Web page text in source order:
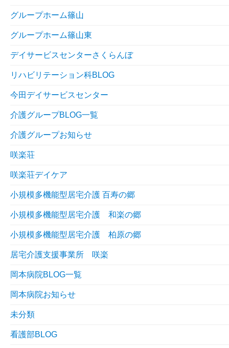
グループホーム篠山
グループホーム篠山東
デイサービスセンターさくらんぼ
リハビリテーション科BLOG
今田デイサービスセンター
介護グループBLOG一覧
介護グループお知らせ
咲楽荘
咲楽荘デイケア
小規模多機能型居宅介護 百寿の郷
小規模多機能型居宅介護 和楽の郷
小規模多機能型居宅介護 柏原の郷
居宅介護支援事業所 咲楽
岡本病院BLOG一覧
岡本病院お知らせ
未分類
看護部BLOG